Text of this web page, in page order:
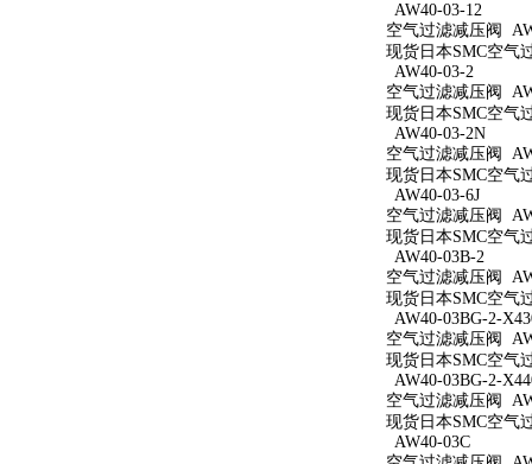
AW40-03-12
空气过滤减压阀
现货日本SMC空气
AW40-03-2
空气过滤减压阀
现货日本SMC空气
AW40-03-2N
空气过滤减压阀
现货日本SMC空气
AW40-03-6J
空气过滤减压阀
现货日本SMC空气
AW40-03B-2
空气过滤减压阀
现货日本SMC空气
AW40-03BG-2-
空气过滤减压阀
现货日本SMC空气
AW40-03BG-2-
空气过滤减压阀
现货日本SMC空气
AW40-03C